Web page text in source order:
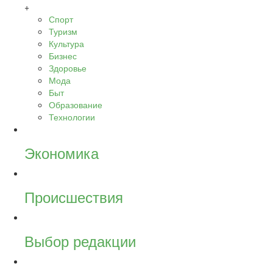
+
Спорт
Туризм
Культура
Бизнес
Здоровье
Мода
Быт
Образование
Технологии
Экономика
Происшествия
Выбор редакции